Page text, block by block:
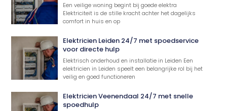
Een veilige woning begint bij goede elektra
Elektriciteit is de stille kracht achter het dagelijks
comfort in huis en op
Elektricien Leiden 24/7 met spoedservice
voor directe hulp
Elektrisch onderhoud en installatie in Leiden Een
elektricien in Leiden speelt een belangrijke rol bij het
veilig en goed functioneren
Elektricien Veenendaal 24/7 met snelle
spoedhulp